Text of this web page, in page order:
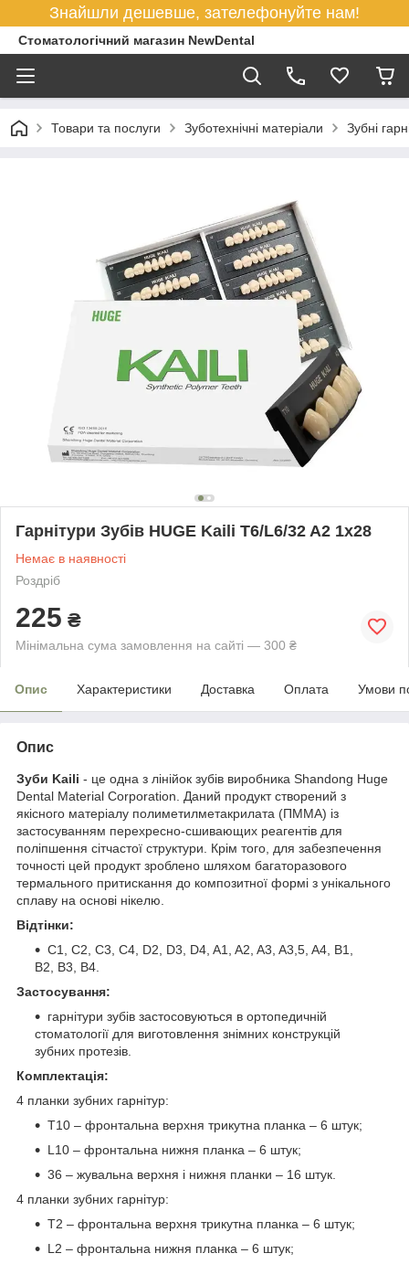
Знайшли дешевше, зателефонуйте нам!
Стоматологічний магазин NewDental
Товари та послуги Зуботехнічні матеріали Зубні
Гарнітури Зубів HUGE Kaili T6/L6/32 A2 1x28
Немає в наявності
Роздріб
225 ₴
Мінімальна сума замовлення на сайті — 300 ₴
Опис Характеристики Доставка Оплата Умови
Опис
Зуби Kaili - це одна з лінійок зубів виробника Shandong Huge
Dental Material Corporation. Даний продукт створений з
якісного матеріалу полиметилметакрилата (ПММА) із
застосуванням перехресно-сшивающих реагентів для
поліпшення сітчастої структури. Крім того, для забезпечення
точності цей продукт зроблено шляхом багаторазового
термального притискання до композитної формі з унікального
сплаву на основі нікелю.
Відтінки:
C1, C2, C3, C4, D2, D3, D4, A1, A2, A3, A3,5, A4, B1,
B2, B3, B4.
Застосування:
гарнітури зубів застосовуються в ортопедичній
стоматології для виготовлення знімних конструкцій
зубних протезів.
Комплектація:
4 планки зубних гарнітур:
T10 – фронтальна верхня трикутна планка – 6 штук;
L10 – фронтальна нижня планка – 6 штук;
36 – жувальна верхня і нижня планки – 16 штук.
4 планки зубних гарнітур:
T2 – фронтальна верхня трикутна планка – 6 штук;
L2 – фронтальна нижня планка – 6 штук;